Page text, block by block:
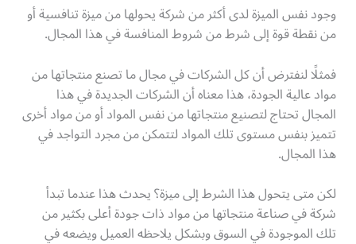
وجود نفس الميزة لدى أكثر من شركة يحولها من ميزة تنافسية أو
من نقطة قوة إلى شرط من شروط المنافسة في هذا المجال.
فمثلًا لنفترض أن كل الشركات في مجال ما تصنع منتجاتها من
مواد عالية الجودة، هذا معناه أن الشركات الجديدة في هذا
المجال تحتاج لتصنيع منتجاتها من نفس المواد أو من مواد أخرى
تتميز بنفس مستوى تلك المواد لتتمكن من مجرد التواجد في
هذا المجال.
لكن متى يتحول هذا الشرط إلى ميزة؟ يحدث هذا عندما تبدأ
شركة في صناعة منتجاتها من مواد ذات جودة أعلى بكثير من
تلك الموجودة في السوق وبشكل يلاحظه العميل ويضعه في